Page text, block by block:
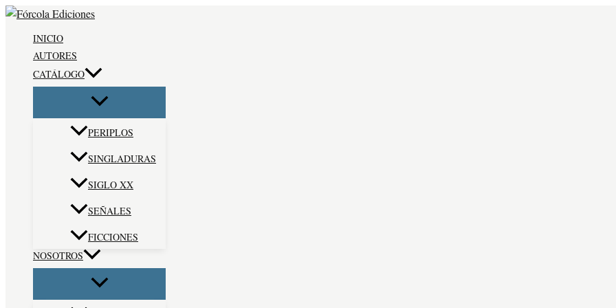
Ir
contenidoINICIO
AUTORES
CATÁLOGO
PERIPLOS
SINGLADURAS
SIGLO XX
SEÑALES
FICCIONES
NOSOTROS
Escribe
aquí...
Nombre*
Correo
electrónico*
Web